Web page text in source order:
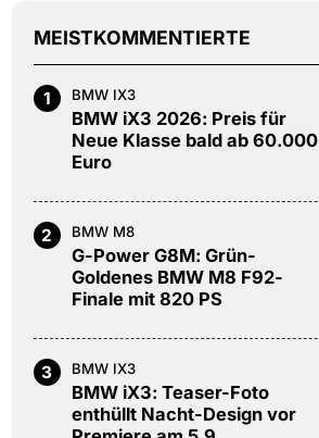
MEISTKOMMENTIERTE
1 BMW IX3
BMW iX3 2026: Preis für
Neue Klasse bald ab 60.000
Euro
2 BMW M8
G-Power G8M: Grün-
Goldenes BMW M8 F92-
Finale mit 820 PS
3 BMW IX3
BMW iX3: Teaser-Foto
enthüllt Nacht-Design vor